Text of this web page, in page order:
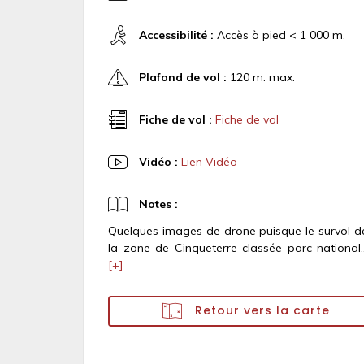
Accessibilité : Accès à pied < 1 000 m.
Plafond de vol : 120 m. max.
Fiche de vol : Fiche de vol
Vidéo : Lien Vidéo
Notes :
Quelques images de drone puisque le survol
la zone de Cinqueterre classée parc
[+]
Retour vers la carte